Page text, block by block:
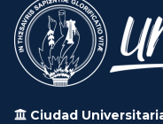
Ciudad